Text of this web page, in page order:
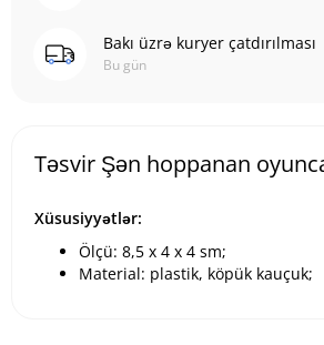
Bakı üzrə kuryer çatdırılması
Bu gün
Təsvir Şən hoppanan
Xüsusiyyətlər:
Ölçü: 8,5 x 4 x 4 sm;
Material: plastik, köpük kauçuk;